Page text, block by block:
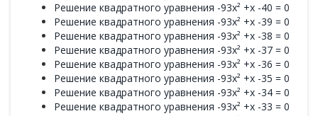
Решение квадратного уравнения -93x² +x -40 = 0
Решение квадратного уравнения -93x² +x -39 = 0
Решение квадратного уравнения -93x² +x -38 = 0
Решение квадратного уравнения -93x² +x -37 = 0
Решение квадратного уравнения -93x² +x -36 = 0
Решение квадратного уравнения -93x² +x -35 = 0
Решение квадратного уравнения -93x² +x -34 = 0
Решение квадратного уравнения -93x² +x -33 = 0